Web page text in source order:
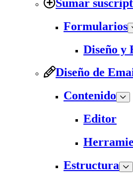
Sumar
Formularios
Diseño y
Diseño de
Contenido
Editor
Estructura